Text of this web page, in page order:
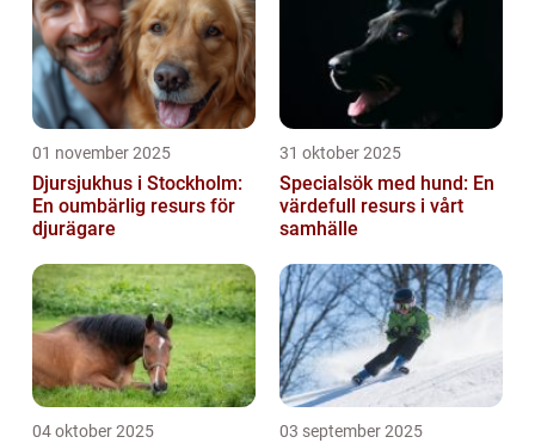
01 november 2025
Djursjukhus i Stockholm:
En oumbärlig resurs för
djurägare
31 oktober 2025
Specialsök med hund: En
värdefull resurs i vårt
samhälle
04 oktober 2025 03 september 2025